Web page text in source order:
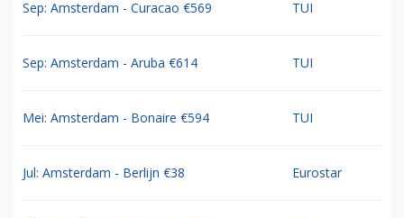
Sep: Amsterdam - Curacao €569 TUI
Sep: Amsterdam - Aruba €614 TUI
Mei: Amsterdam - Bonaire €594 TUI
Jul: Amsterdam - Berlijn €38 Eurostar